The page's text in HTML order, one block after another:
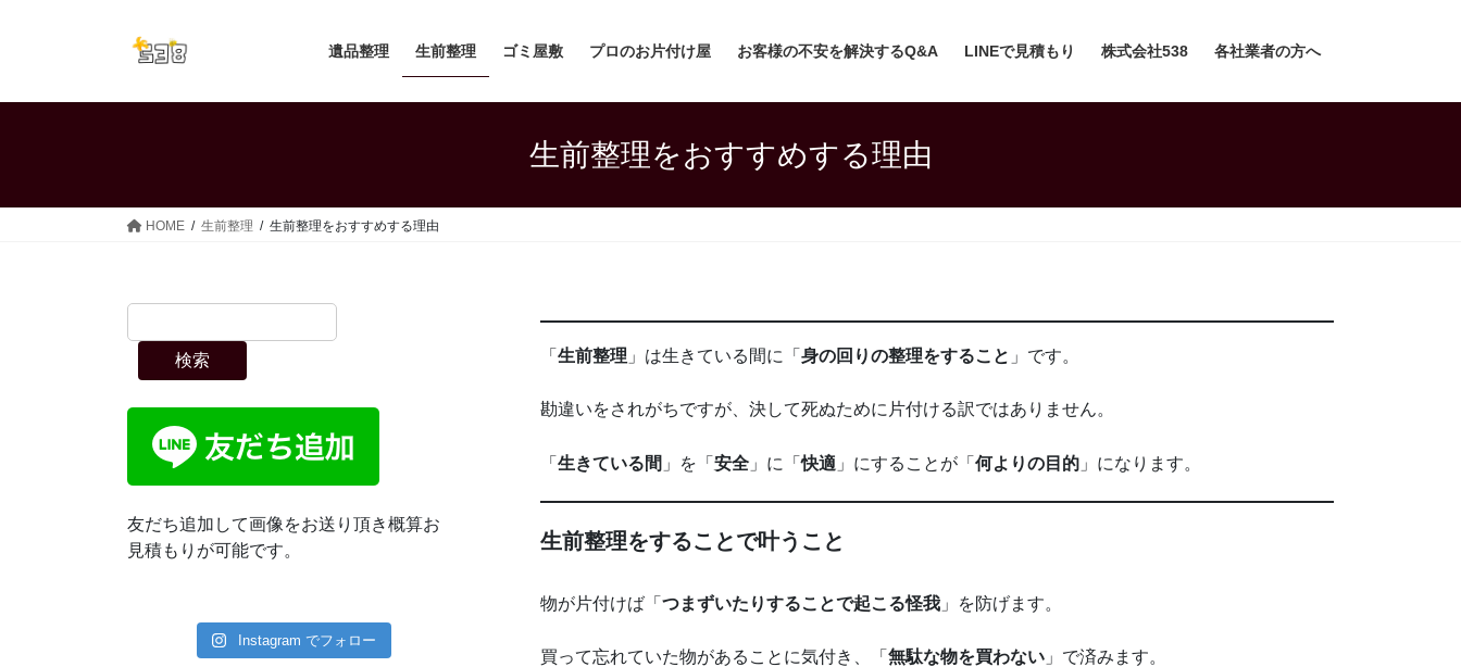
遺品整理 生前整理 ゴミ屋敷 プロのお片付け屋 お客様の不安を解決するQ&A LINEで見積もり 株式会社538 各社業者の方へ
生前整理をおすすめする理由
HOME 生前整理 生前整理をおすすめする理由
「 生前整理 」は生きている間に「 身の回りの整理をすること 」です。
勘違いをされがちですが、決して死ぬために片付ける訳ではありません。
「 生きている間 」を「 安全 」に「快適 」にすることが「 何よりの目的 」になります。
生前整理をすることで叶うこと
物が片付けば「 つまずいたりすることで起こる怪我 」を防げます。
買って忘れていた物があることに気付き、「 無駄な物を買わない 」で済みます。
検索
友だち追加して画像をお送り頂き概算お
見積もりが可能です。
Instagram でフォロー